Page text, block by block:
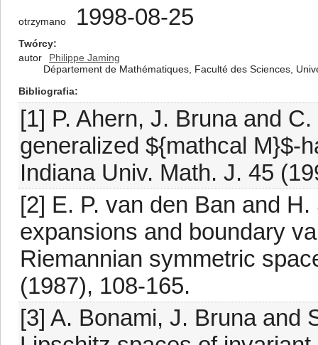
otrzymano 1998-08-25
Twórcy
autor
Philippe Jaming
Département de Mathématiques, Faculté des Sciences,
Bibliografia
[1] P. Ahern, J. Bruna and
generalized ${mathcal M}$-
Indiana Univ. Math. J. 45
[2] E. P. van den Ban and
expansions and boundary
Riemannian symmetric
(1987), 108-165.
[3] A. Bonami, J. Bruna and